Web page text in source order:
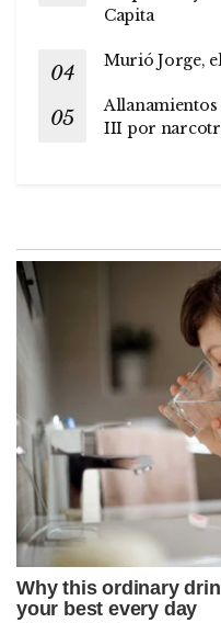
Capita
Murió Jorge,
Allanamientos
III por